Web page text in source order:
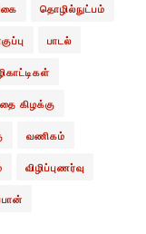
தொழில்நுட்பம்
பாடல்
கிழக்கு
வணிகம்
விழிப்புணர்வு